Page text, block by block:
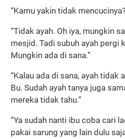
“Kamu yakin tidak
“Tidak ayah. Oh iya, mungkin
mesjid. Tadi subuh ayah pergi
Mungkin ada di sana.”
“Kalau ada di sana, ayah tidak
Bu. Sudah ayah tanya juga
mereka tidak tahu.”
“Ya sudah nanti ibu coba cari
pakai sarung yang lain dulu